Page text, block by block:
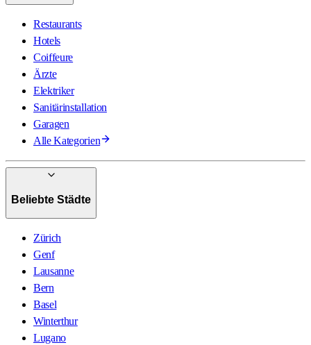
Restaurants
Hotels
Coiffeure
Ärzte
Elektriker
Sanitärinstallation
Garagen
Alle Kategorien
Beliebte Städte
Zürich
Genf
Lausanne
Bern
Basel
Winterthur
Lugano